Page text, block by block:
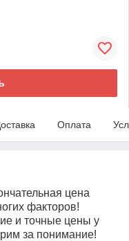
Оплата
цена
факторов!
и точные цены у
за понимание!